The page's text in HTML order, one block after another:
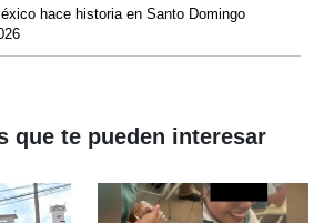
hace historia en Santo Domingo
que te pueden interesar